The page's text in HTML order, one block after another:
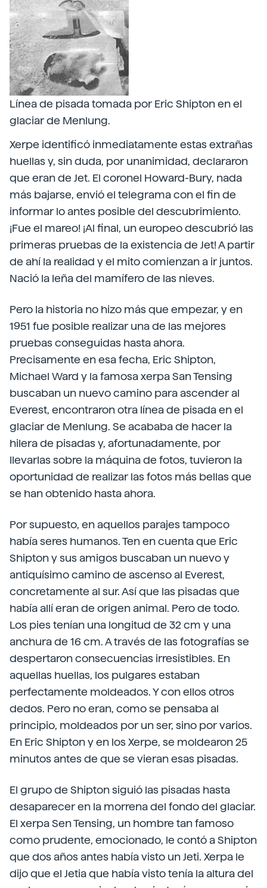
Línea de pisada tomada por Eric Shipton en el
glaciar de Menlung.
Xerpe identificó inmediatamente estas extrañas
huellas y, sin duda, por unanimidad, declararon
que eran de Jet. El coronel Howard-Bury, nada
más bajarse, envió el telegrama con el fin de
informar lo antes posible del descubrimiento.
¡Fue el mareo! ¡Al final, un europeo descubrió las
primeras pruebas de la existencia de Jet! A partir
de ahí la realidad y el mito comienzan a ir juntos.
Nació la leña del mamífero de las nieves.
Pero la historia no hizo más que empezar, y en
1951 fue posible realizar una de las mejores
pruebas conseguidas hasta ahora.
Precisamente en esa fecha, Eric Shipton,
Michael Ward y la famosa xerpa San Tensing
buscaban un nuevo camino para ascender al
Everest, encontraron otra línea de pisada en el
glaciar de Menlung. Se acababa de hacer la
hilera de pisadas y, afortunadamente, por
llevarlas sobre la máquina de fotos, tuvieron la
oportunidad de realizar las fotos más bellas que
se han obtenido hasta ahora.
Por supuesto, en aquellos parajes tampoco
había seres humanos. Ten en cuenta que Eric
Shipton y sus amigos buscaban un nuevo y
antiquísimo camino de ascenso al Everest,
concretamente al sur. Así que las pisadas que
había allí eran de origen animal. Pero de todo.
Los pies tenían una longitud de 32 cm y una
anchura de 16 cm. A través de las fotografías se
despertaron consecuencias irresistibles. En
aquellas huellas, los pulgares estaban
perfectamente moldeados. Y con ellos otros
dedos. Pero no eran, como se pensaba al
principio, moldeados por un ser, sino por varios.
En Eric Shipton y en los Xerpe, se moldearon 25
minutos antes de que se vieran esas pisadas.
El grupo de Shipton siguió las pisadas hasta
desaparecer en la morrena del fondo del glaciar.
El xerpa Sen Tensing, un hombre tan famoso
como prudente, emocionado, le contó a Shipton
que dos años antes había visto un Jeti. Xerpa le
dijo que el Jetia que había visto tenía la altura del